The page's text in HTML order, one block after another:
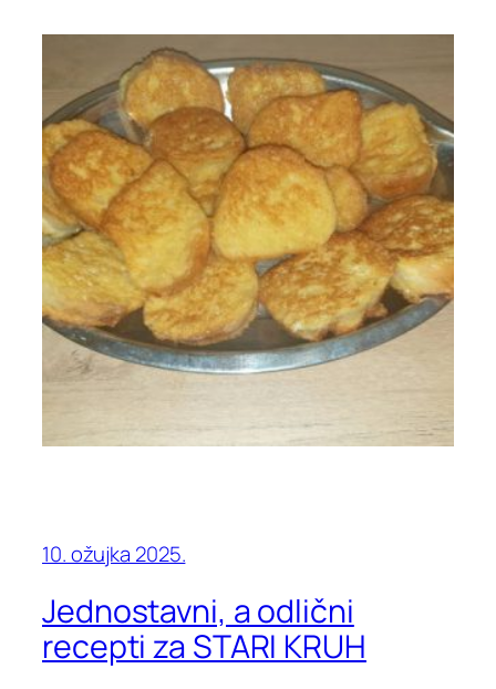
10. ožujka 2025.
Jednostavni, a odlični
recepti za STARI KRUH